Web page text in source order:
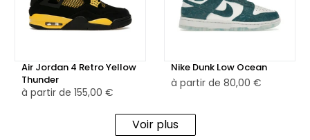
Air Jordan 4 Retro Yellow
Thunder
à partir de 155,00 €
Nike Dunk Low Ocean
à partir de 80,00 €
Voir plus